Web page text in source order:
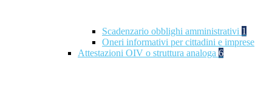
Scadenzario obblighi amministrativi 1
Oneri informativi per cittadini e imprese
Attestazioni OIV o struttura analoga 6